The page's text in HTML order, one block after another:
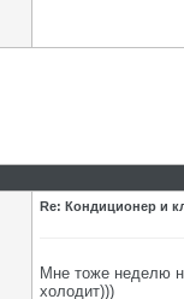
Re: Кондиционер и
Мне тоже неделю
холодит)))